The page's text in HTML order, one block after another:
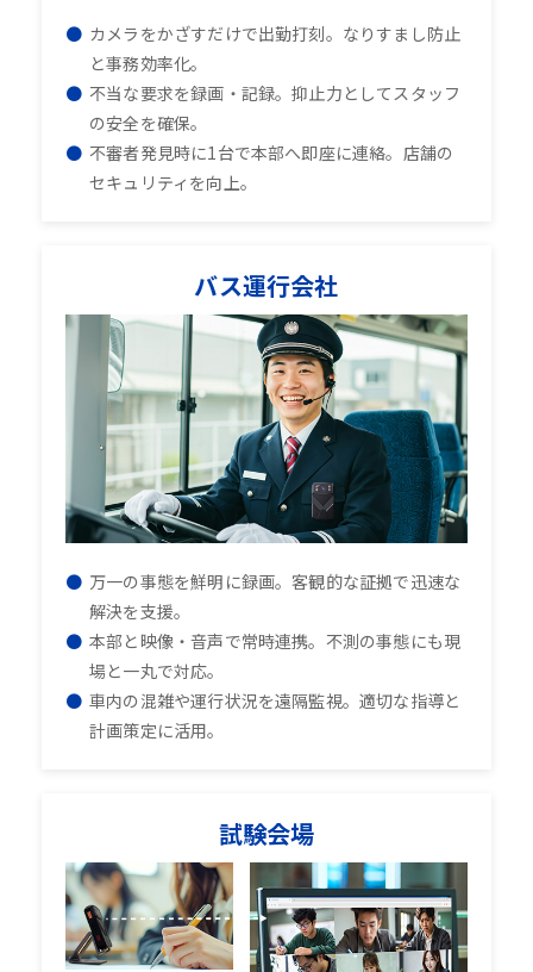
カメラをかざすだけで出勤打刻。なりすまし防止
と事務効率化。
不当な要求を録画・記録。抑止力としてスタッフ
の安全を確保。
不審者発見時に1台で本部へ即座に連絡。店舗の
セキュリティを向上。
バス運行会社
万一の事態を鮮明に録画。客観的な証拠で迅速な
解決を支援。
本部と映像・音声で常時連携。不測の事態にも現
場と一丸で対応。
車内の混雑や運行状況を遠隔監視。適切な指導と
計画策定に活用。
試験会場